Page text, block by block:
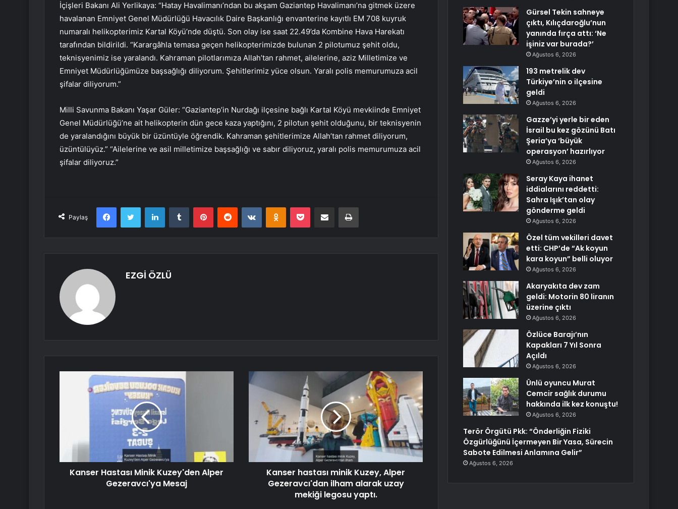
İçişleri Bakanı Ali Yerlikaya: “Hatay Havalimanı’ndan bu akşam Gaziantep Havalimanı’na gitmek üzere
havalanan Emniyet Genel Müdürlüğü Havacılık Daire Başkanlığı envanterine kayıtlı EM 708 kuyruk
numaralı helikopterimiz Kartal Köyü’nde düştü. Son olay ise saat 22.49’da Kombine Hava Harekatı
tarafından bildirildi. “Karargâhla temasa geçen helikopterimizde bulunan 2 pilotumuz şehit oldu,
teknisyenimiz ise yaralandı. Kahraman pilotlarımıza Allah’tan rahmet, ailelerine, aziz Milletimize ve
Emniyet Müdürlüğümüze başsağlığı diliyorum. Şehitlerimiz yüce olsun. Yaralı polis memurumuza acil
şifalar diliyorum.”
Milli Savunma Bakanı Yaşar Güler: “Gaziantep’in Nurdağı ilçesine bağlı Kartal Köyü mevkiinde Emniyet
Genel Müdürlüğü’ne ait helikopterin dün gece kaza yaptığını, 2 pilotun şehit olduğunu, bir teknisyenin
de yaralandığını büyük bir üzüntüyle öğrendik. Kahraman şehitlerimize Allah’tan rahmet diliyorum,
üzüntülüyüz.” “Ailelerine ve asil milletimize başsağlığı ve sabır diliyoruz, yaralı polis memurumuza acil
şifalar diliyoruz.”
Paylaş
FacebookTwitter LinkedInTumblr PinterestReddit VKontakteOdnoklassniki
Pocket E-Posta ile paylaş Yazdır
EZGİ ÖZLÜ
Kanser Hastası Minik Kuzey'den Alper
Gezeravcı'ya Mesaj
Kanser hastası minik Kuzey, Alper
Gezeravcı'dan ilham alarak uzay
mekiği legosu yaptı.
Gürsel Tekin sahneye
çıktı, Kılıçdaroğlu’nun
yanında fırça attı: ‘Ne
işiniz var burada?’
Ağustos 6, 2026
193 metrelik dev
Türkiye’nin o ilçesine
geldi
Ağustos 6, 2026
Gazze’yi yerle bir eden
İsrail bu kez gözünü Batı
Şeria’ya ‘büyük
operasyon’ hazırlıyor
Ağustos 6, 2026
Seray Kaya ihanet
iddialarını reddetti:
Sahra Işık’tan olay
gönderme geldi
Ağustos 6, 2026
Özel tüm vekilleri davet
etti: CHP’de “Ak koyun
kara koyun” belli oluyor
Ağustos 6, 2026
Akaryakıta dev zam
geldi: Motorin 80 liranın
üzerine çıktı
Ağustos 6, 2026
Özlüce Barajı’nın
Kapakları 7 Yıl Sonra
Açıldı
Ağustos 6, 2026
Ünlü oyuncu Murat
Cemcir sağlık durumu
hakkında ilk kez konuştu!
Ağustos 6, 2026
Terör Örgütü Pkk: “Önderliğin Fiziki
Özgürlüğünü İçermeyen Bir Yasa, Sürecin
Sabote Edilmesi Anlamına Gelir”
Ağustos 6, 2026